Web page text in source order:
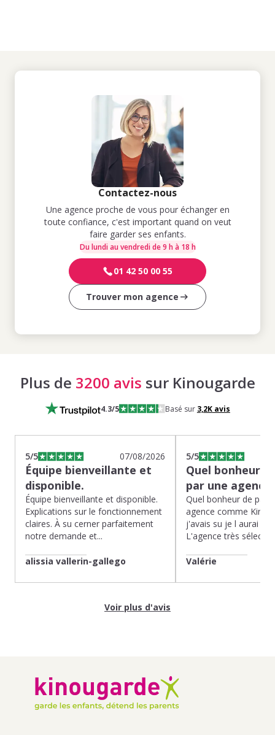
Contactez-nous
Une agence proche de vous pour échanger en
toute confiance, c'est important quand on veut
faire garder ses enfants.
Du lundi au vendredi de 9 h à 18 h
01 42 50 00 55
Trouver mon agence
Plus de 3200 avis sur Kinougarde
4.3/5 Basé sur 3,2Kavis
5/5 07/08/2026
Équipe bienveillante et
disponible.
Équipe bienveillante et disponible.
Explications sur le fonctionnement
claires. À su cerner parfaitement
notre demande et...
alissia vallerin-gallego
5/5
Quel bonheur
par une
Quel bonheur de
agence comme
j'avais su je l aurai
L'agence très
Valérie
Voir plus d'avis